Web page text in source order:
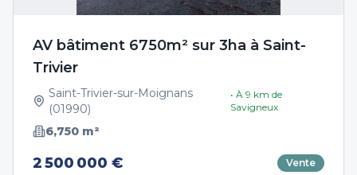
AV bâtiment 6750m² sur 3ha à Saint-
Trivier
Saint-Trivier-sur-Moignans
(01990)
• À 9 km de
Savigneux
6,750 m²
2 500 000 € Vente